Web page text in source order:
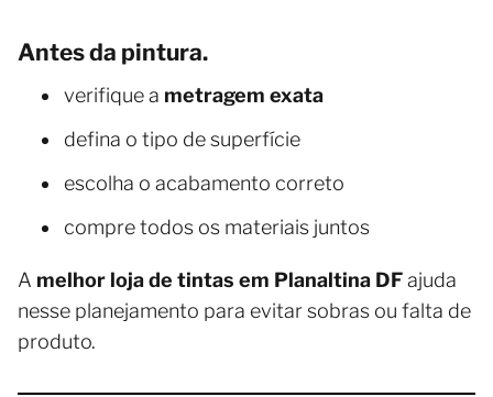
Antes da pintura.
verifique a metragem exata
defina o tipo de superfície
escolha o acabamento correto
compre todos os materiais juntos
A melhor loja de tintas em Planaltina DFajuda
nesse planejamento para evitar sobras ou falta de
produto.